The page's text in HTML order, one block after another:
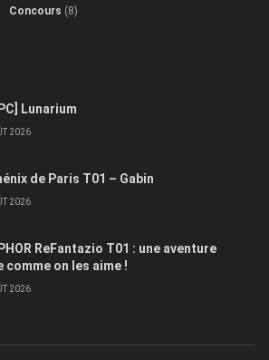
Concours (8)
Lunarium
2026
de Paris T01 – Gabin
2026
ReFantazio T01 : une aventure
comme on les aime !
2026